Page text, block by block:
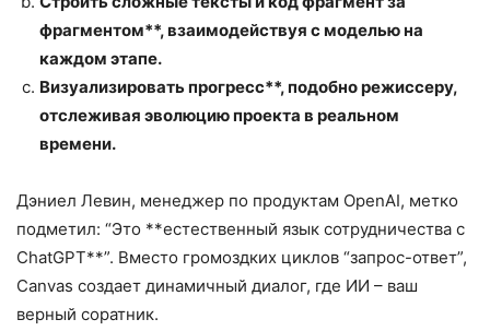
фрагментом**, взаимодействуя с моделью на
каждом этапе.
Визуализировать прогресс**, подобно режиссеру,
отслеживая эволюцию проекта в реальном
времени.
Дэниел Левин, менеджер по продуктам OpenAI, метко
подметил: “Это **естественный язык сотрудничества с
ChatGPT**”. Вместо громоздких циклов “запрос-ответ”,
Canvas создает динамичный диалог, где ИИ – ваш
верный соратник.